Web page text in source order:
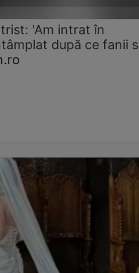
'Am intrat în
după ce fanii